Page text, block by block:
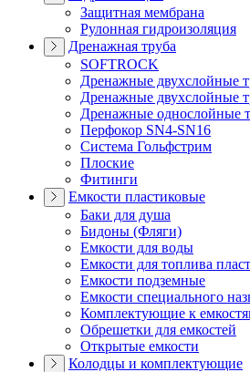
Защитная мембрана
Рулонная гидроизоляция
Дренажная труба
SOFTROCK
Дренажные двухслойные
Дренажные двухслойные
Дренажные однослойные
Перфокор SN4-SN16
Система Гольфстрим
Плоские
Фитинги
Емкости пластиковые
Баки для душа
Бидоны (Фляги)
Емкости для воды
Емкости для топлива
Емкости подземные
Емкости специального
Комплектующие к
Обрешетки для емкостей
Открытые емкости
Колодцы и комплектующие